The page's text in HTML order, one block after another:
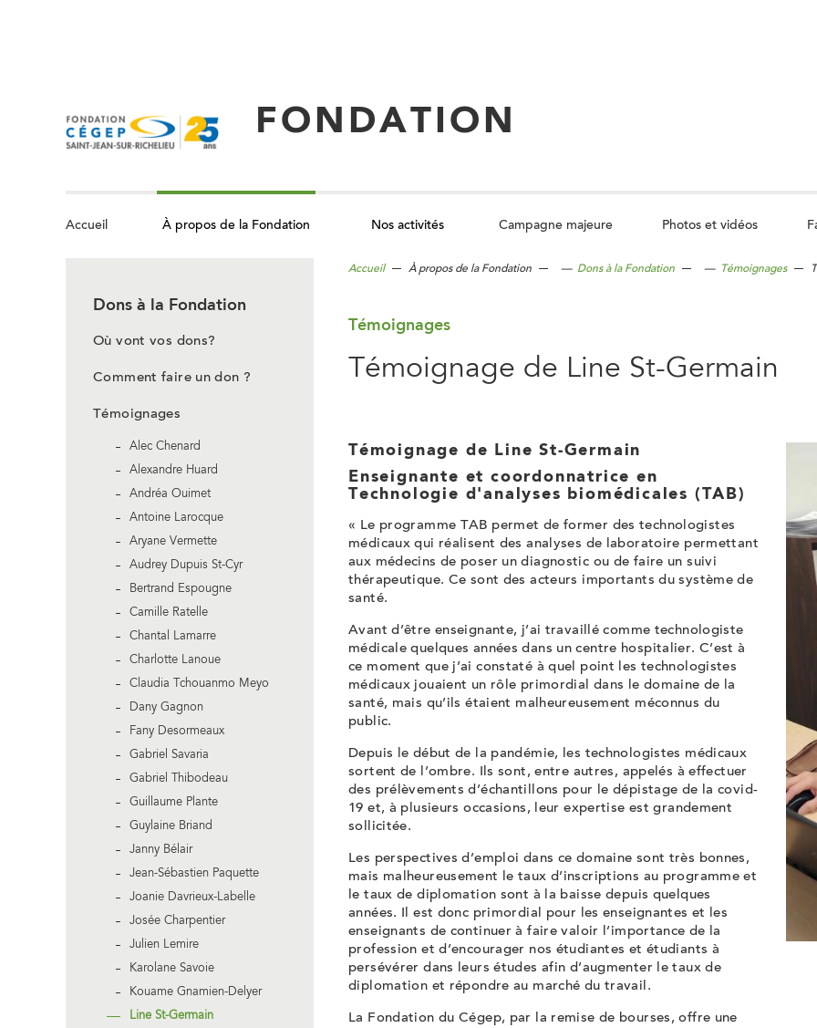
FONDATION
Accueil À propos de la Fondation Nos activités Campagne majeure Photos et vidéos
Dons à la Fondation
Où vont vos dons?
Comment faire un don ?
Témoignages
Alec Chenard
Alexandre Huard
Andréa Ouimet
Antoine Larocque
Aryane Vermette
Audrey Dupuis St-Cyr
Bertrand Espougne
Camille Ratelle
Chantal Lamarre
Charlotte Lanoue
Claudia Tchouanmo Meyo
Dany Gagnon
Fany Desormeaux
Gabriel Savaria
Gabriel Thibodeau
Guillaume Plante
Guylaine Briand
Janny Bélair
Jean-Sébastien Paquette
Joanie Davrieux-Labelle
Josée Charpentier
Julien Lemire
Karolane Savoie
Kouame Gnamien-Delyer
Line St-Germain
Accueil À propos de la Fondation — Dons à la Fondation — Témoignages
Témoignages
Témoignage de Line St-Germain
Témoignage de Line St-Germain
Enseignante et coordonnatrice en
Technologie d'analyses biomédicales (TAB)
« Le programme TAB permet de former des technologistes
médicaux qui réalisent des analyses de laboratoire permettant
aux médecins de poser un diagnostic ou de faire un suivi
thérapeutique. Ce sont des acteurs importants du système de
santé.
Avant d’être enseignante, j’ai travaillé comme technologiste
médicale quelques années dans un centre hospitalier. C’est à
ce moment que j’ai constaté à quel point les technologistes
médicaux jouaient un rôle primordial dans le domaine de la
santé, mais qu’ils étaient malheureusement méconnus du
public.
Depuis le début de la pandémie, les technologistes médicaux
sortent de l’ombre. Ils sont, entre autres, appelés à effectuer
des prélèvements d’échantillons pour le dépistage de la covid-
19 et, à plusieurs occasions, leur expertise est grandement
sollicitée.
Les perspectives d’emploi dans ce domaine sont très bonnes,
mais malheureusement le taux d’inscriptions au programme et
le taux de diplomation sont à la baisse depuis quelques
années. Il est donc primordial pour les enseignantes et les
enseignants de continuer à faire valoir l’importance de la
profession et d’encourager nos étudiantes et étudiants à
persévérer dans leurs études afin d’augmenter le taux de
diplomation et répondre au marché du travail.
La Fondation du Cégep, par la remise de bourses, offre une